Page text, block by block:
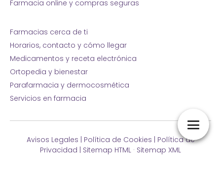
Farmacia online y compras seguras
Farmacias cerca de ti
Horarios, contacto y cómo llegar
Medicamentos y receta electrónica
Ortopedia y bienestar
Parafarmacia y dermocosmética
Servicios en farmacia
Avisos Legales | Política de Cookies | Política de
Privacidad | Sitemap HTML · Sitemap XML